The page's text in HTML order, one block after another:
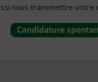
nous transmettre votre